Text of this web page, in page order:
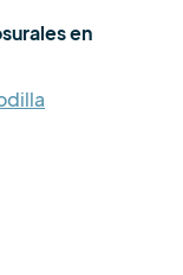
en